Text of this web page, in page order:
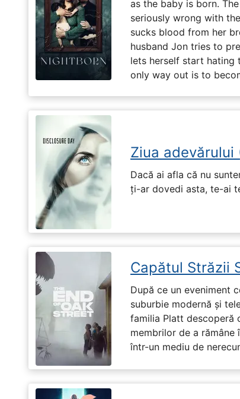
as the baby is born.
seriously wrong with
sucks blood from her
husband Jon tries to
lets herself start hating
only way out is to
Ziua adevărului
Dacă ai afla că nu
ți-ar dovedi asta, te-ai
Capătul Străzii
După ce un eveniment
suburbie modernă și
familia Platt descoperă
membrilor de a rămâne
într-un mediu de